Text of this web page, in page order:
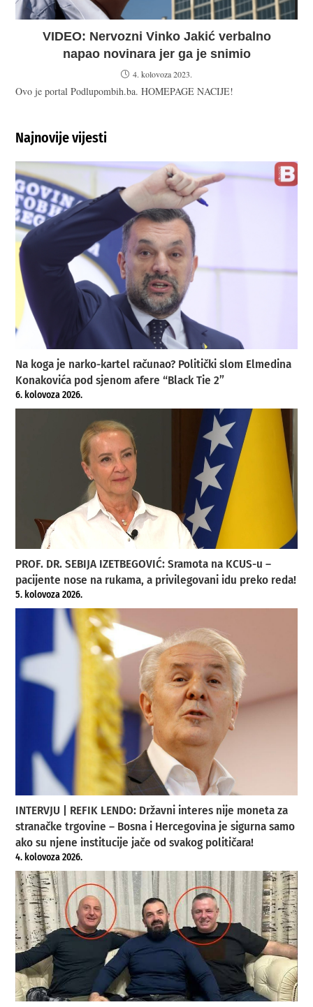
VIDEO: Nervozni Vinko Jakić verbalno
napao novinara jer ga je snimio
4. kolovoza 2023.
Ovo je portal Podlupombih.ba. HOMEPAGE NACIJE!
Najnovije vijesti
Na koga je narko-kartel računao? Politički slom Elmedina
Konakovića pod sjenom afere “Black Tie 2”
6. kolovoza 2026.
PROF. DR. SEBIJA IZETBEGOVIĆ: Sramota na KCUS-u –
pacijente nose na rukama, a privilegovani idu preko reda!
5. kolovoza 2026.
INTERVJU | REFIK LENDO: Državni interes nije moneta za
stranačke trgovine – Bosna i Hercegovina je sigurna samo
ako su njene institucije jače od svakog političara!
4. kolovoza 2026.